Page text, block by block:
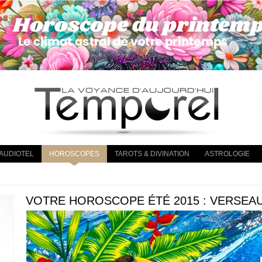
HOROSCOPES TAROTS & DIVINATION ASTROLOGIE
VOTRE HOROSCOPE ÉTÉ 2015 :